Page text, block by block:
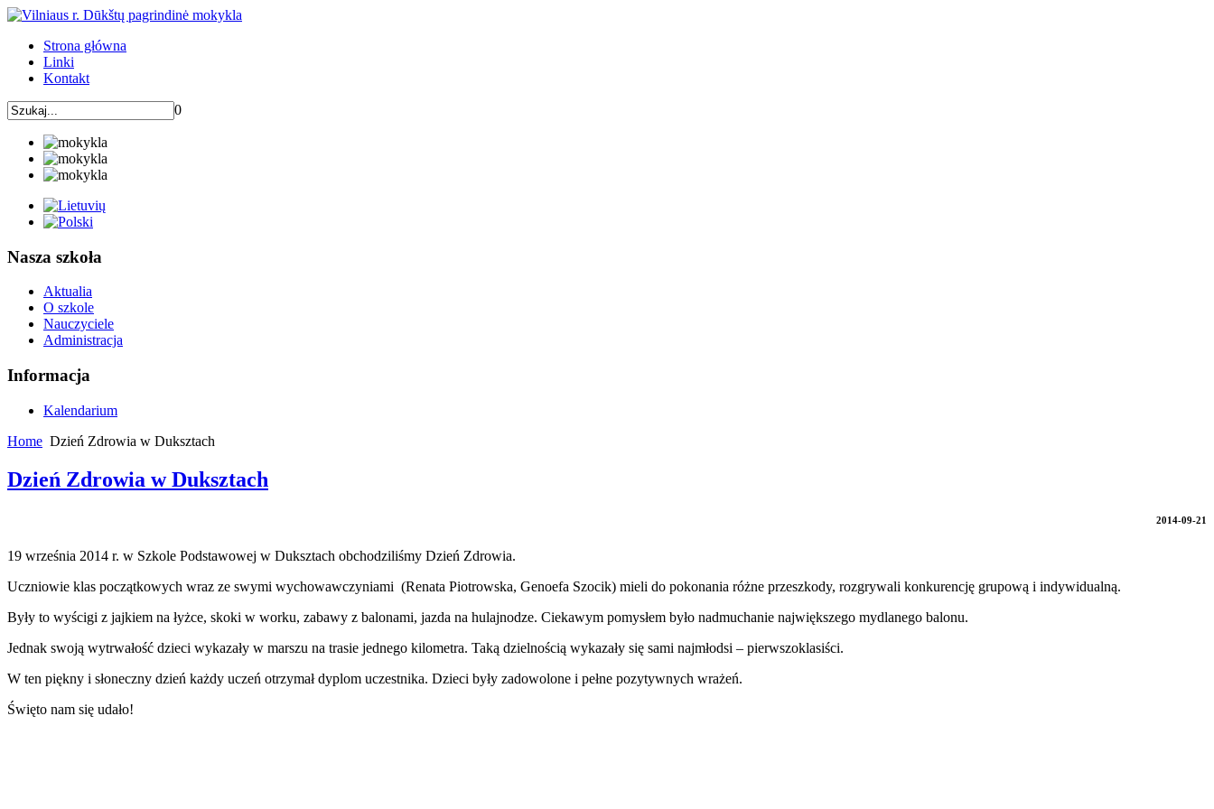
Strona główna
Linki
Kontakt
0
Nasza szkoła
Aktualia
O szkole
Nauczyciele
Administracja
Informacja
Kalendarium
Home Dzień Zdrowia w Duksztach
Dzień Zdrowia w Duksztach
2014-09-21
19 września 2014 r. w Szkole Podstawowej w Duksztach obchodziliśmy Dzień Zdrowia.
Uczniowie klas początkowych wraz ze swymi wychowawczyniami (Renata Piotrowska, Genoefa Szocik) mieli do pokonania różne przeszkody, rozgrywali konkurencję grupową i indywidualną.
Były to wyścigi z jajkiem na łyżce, skoki w worku, zabawy z balonami, jazda na hulajnodze. Ciekawym pomysłem było nadmuchanie największego mydlanego balonu.
Jednak swoją wytrwałość dzieci wykazały w marszu na trasie jednego kilometra. Taką dzielnością wykazały się sami najmłodsi – pierwszoklasiści.
W ten piękny i słoneczny dzień każdy uczeń otrzymał dyplom uczestnika. Dzieci były zadowolone i pełne pozytywnych wrażeń.
Święto nam się udało!